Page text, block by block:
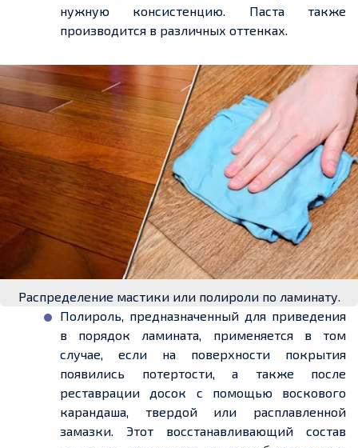
нужную консистенцию. Паста также
производится в различных оттенках.
Распределение мастики или полироли по ламинату.
Полироль, предназначенный для приведения
в порядок ламината, применяется в том
случае, если на поверхности покрытия
появились потертости, а также после
реставрации досок с помощью воскового
карандаша, твердой или расплавленной
замазки. Этот восстанавливающий состав